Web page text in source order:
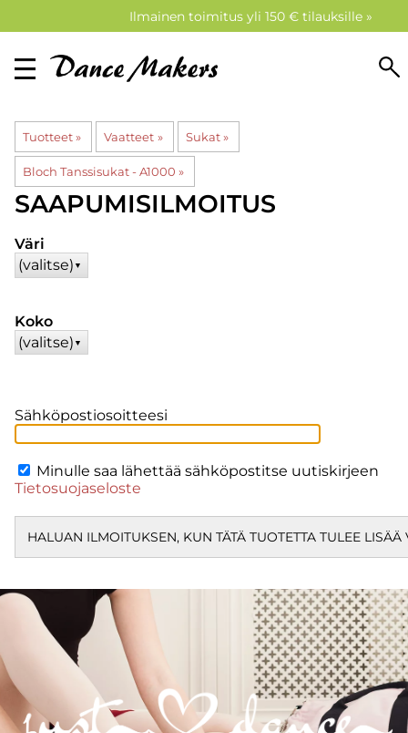
Ilmainen toimitus yli 150 € tilauksille »
Tuotteet‪» Vaatteet ‪» Sukat ‪»
Bloch Tanssisukat - A1000 ‪»
SAAPUMISILMOITUS
Väri
(valitse) ▼
Koko
(valitse) ▼
Sähköpostiosoitteesi
Minulle saa lähettää sähköpostitse uutiskirjeen
Tietosuojaseloste